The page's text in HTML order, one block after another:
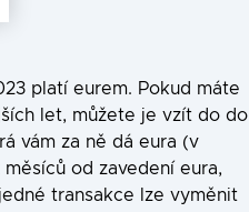
platí eurem. Pokud máte
let, můžete je vzít do do
vám za ně dá eura (v
od zavedení eura,
transakce lze vyměnit